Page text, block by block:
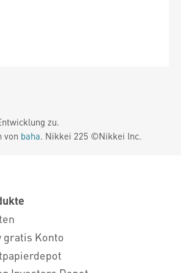
zu.
von baha. Nikkei 225 ©Nikkei Inc.
gratis Konto